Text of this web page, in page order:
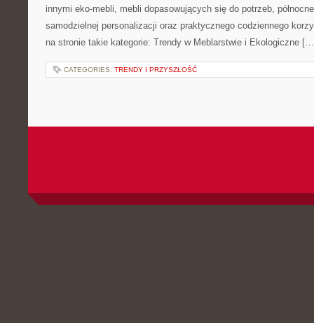
innymi eko-mebli, mebli dopasowujących się do potrzeb,
samodzielnej personalizacji oraz praktycznego codziennego
na stronie takie kategorie: Trendy w Meblarstwie i Ekologiczne
CATEGORIES: TRENDY I PRZYSZŁOŚĆ